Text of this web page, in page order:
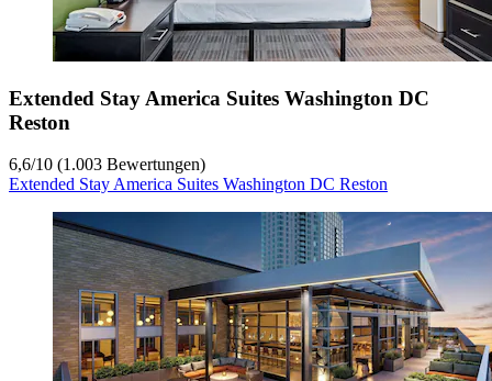
Extended Stay America Suites Washington DC
Reston
6,6/10 (1.003 Bewertungen)
Extended Stay America Suites Washington DC Reston